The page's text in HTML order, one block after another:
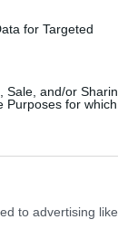
for Targeted
Sale, and/or
Purposes for
to advertising
κ.λπ.).
με την
έγινε
ως προς
για
ενώ
το
επιχείρησης